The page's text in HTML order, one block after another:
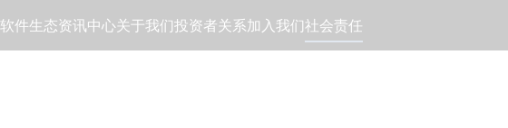
软件生态资讯中心关于我们投资者关系加入我们社会责任